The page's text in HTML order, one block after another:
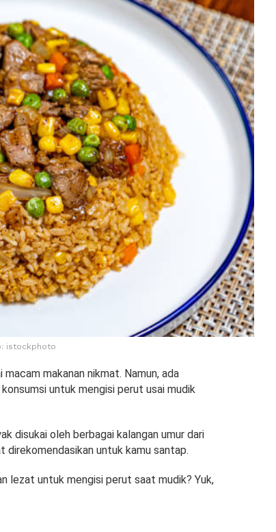
istockphoto
makanan nikmat. Namun, ada
untuk mengisi perut usai mudik
disukai oleh berbagai kalangan umur dari
direkomendasikan untuk kamu santap.
lezat untuk mengisi perut saat mudik? Yuk,